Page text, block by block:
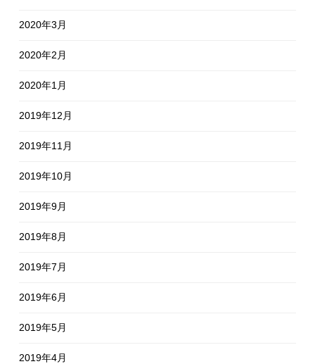
2020年3月
2020年2月
2020年1月
2019年12月
2019年11月
2019年10月
2019年9月
2019年8月
2019年7月
2019年6月
2019年5月
2019年4月